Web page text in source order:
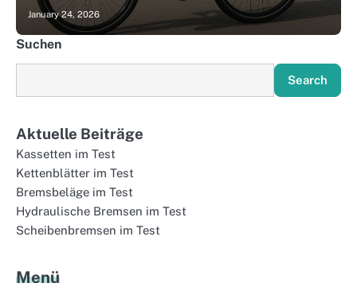
January 24, 2026
Suchen
Search
Aktuelle Beiträge
Kassetten im Test
Kettenblätter im Test
Bremsbeläge im Test
Hydraulische Bremsen im Test
Scheibenbremsen im Test
Menü